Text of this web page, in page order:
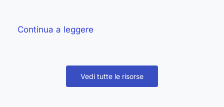
Continua a leggere
Vedi tutte le risorse